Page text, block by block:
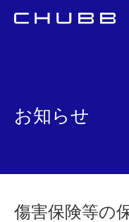
お知らせ
傷害保険等の